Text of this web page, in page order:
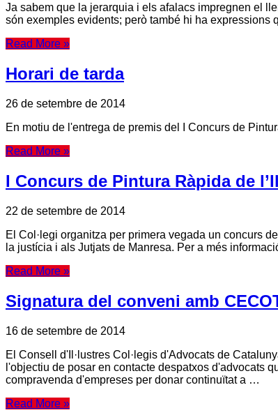
Ja sabem que la jerarquia i els afalacs impregnen el
són exemples evidents; però també hi ha
Read More »
Horari de tarda
26 de setembre de 2014
En motiu de l'entrega de premis del I Concurs de
Read More »
I Concurs de Pintura Ràpida de
22 de setembre de 2014
El Col·legi organitza per primera vegada un concurs
la justícia i als Jutjats de Manresa. Per a més
Read More »
Signatura del conveni amb
16 de setembre de 2014
El Consell d'Il·lustres Col·legis d'Advocats de
l'objectiu de posar en contacte despatxos d'advocats
compravenda d'empreses per donar continuïtat a …
Read More »